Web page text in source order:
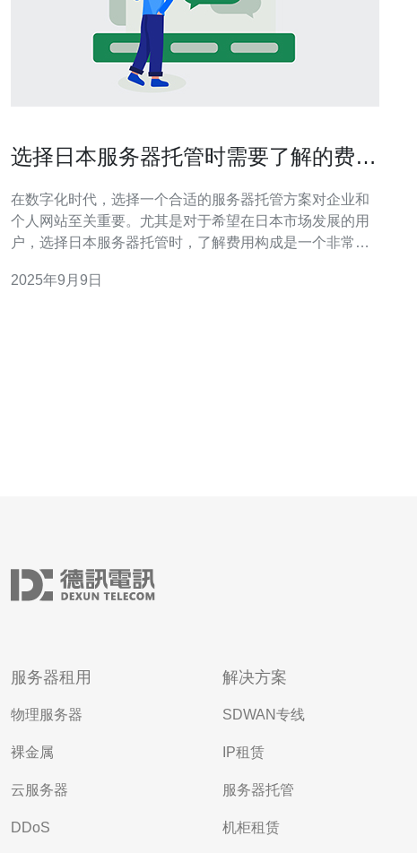
选择日本服务器托管时需要了解的费用
在数字化时代，选择一个合适的服务器托管方案对企业和
个人网站至关重要。尤其是对于希望在日本市场发展的用
户，选择日本服务器托管时，了解费用构成是一个非常重
成部分，帮助您做出明智的决策。 首先，服务器托管的费
2025年9月9日
服务器租用
物理服务器
裸金属
云服务器
DDoS
解决方案
SDWAN专线
IP租赁
服务器托管
机柜租赁